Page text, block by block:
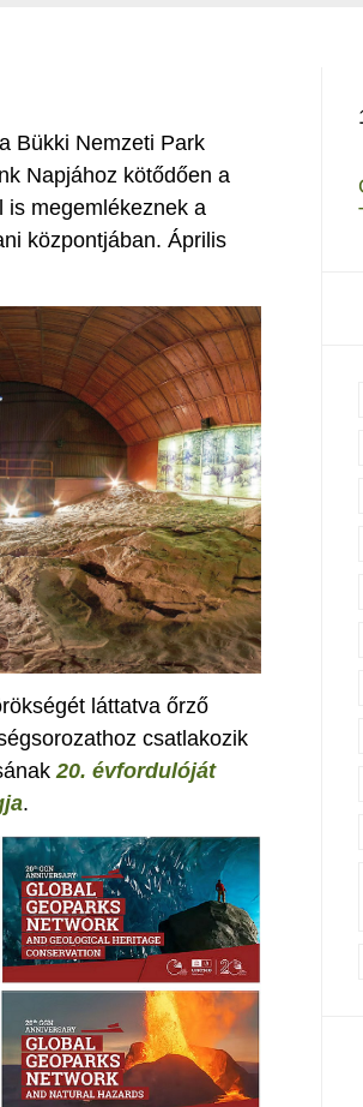
Bükki Nemzeti Park
Napjához kötődően a
is megemlékeznek a
központjában. Április
láttatva őrző
csatlakozik
20. évfordulóját
.